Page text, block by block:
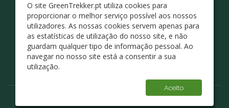
O site GreenTrekker.pt utiliza cookies para
proporcionar o melhor serviço possível aos nossos
utilizadores. As nossas cookies servem apenas para
as estatísticas de utilização do nosso site, e não
guardam qualquer tipo de informação pessoal. Ao
navegar no nosso site está a consentir a sua
utilização.
Aceito